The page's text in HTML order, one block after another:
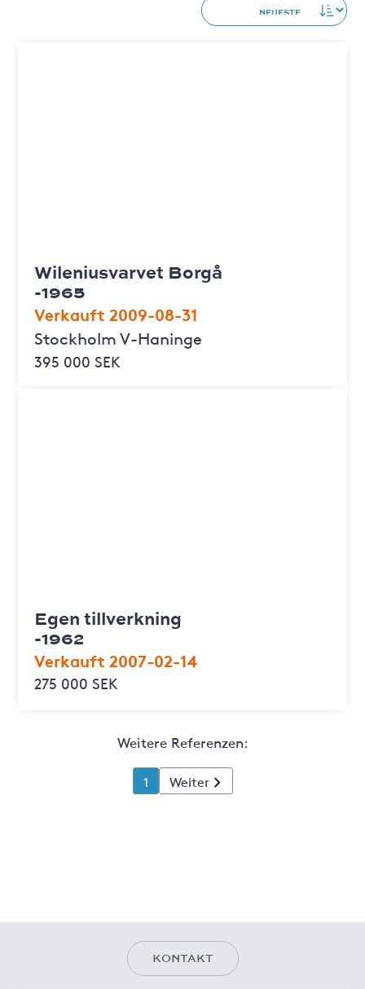
Wileniusvarvet Borgå
-1965
Verkauft 2009-08-31
Stockholm V-Haninge
395 000 SEK
Egen tillverkning
-1962
Verkauft 2007-02-14
275 000 SEK
Weitere Referenzen:
1 Weiter
KONTAKT